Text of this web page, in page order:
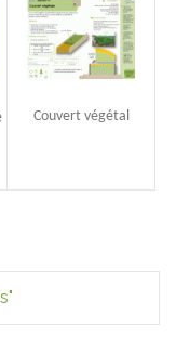
Couvert végétal